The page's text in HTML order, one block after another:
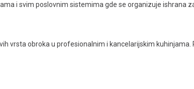
i svim poslovnim sistemima gde se organizuje ishrana
vrsta obroka u profesionalnim i kancelarijskim